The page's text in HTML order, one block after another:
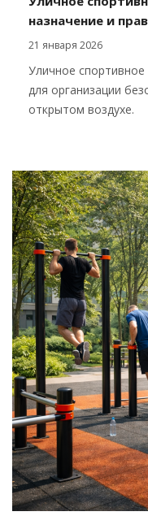
назначение и
21 января 2026
Уличное
для организации
открытом воздухе.